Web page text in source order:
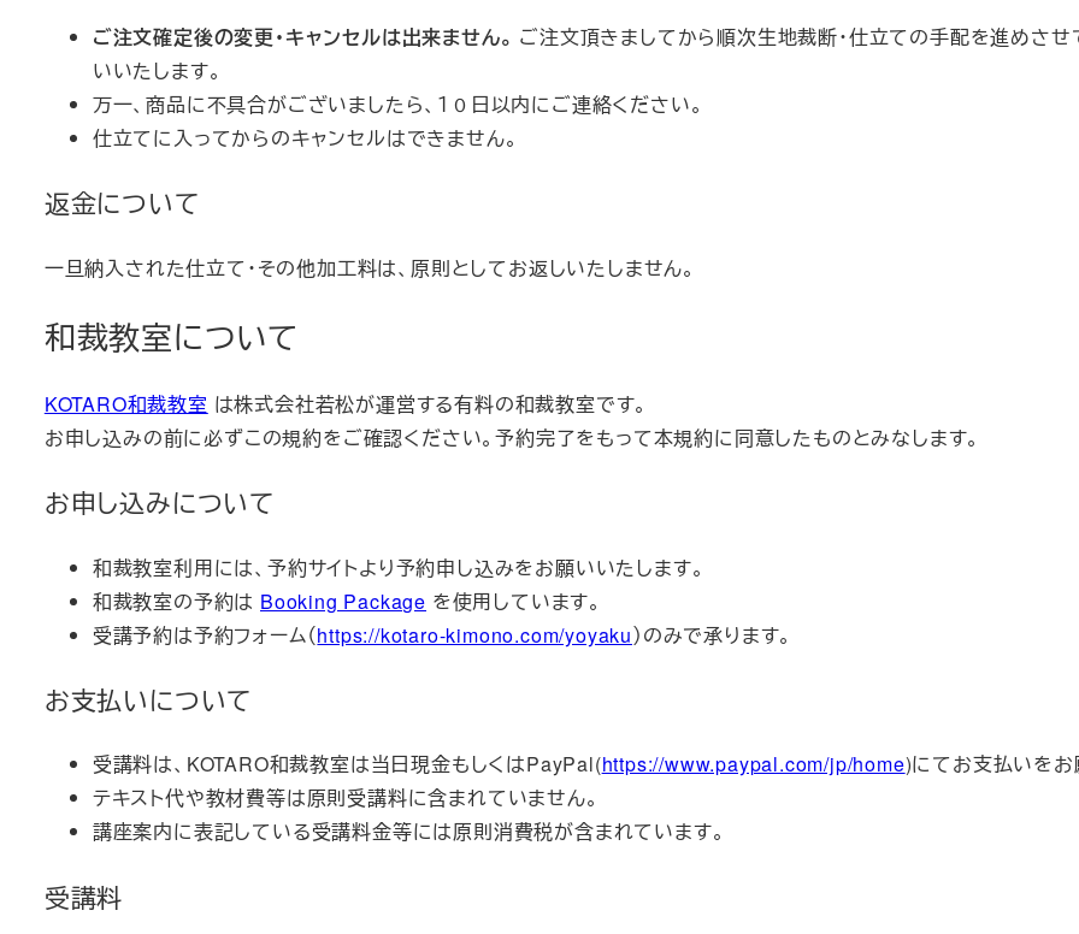
ご注文確定後の変更・キャンセルは出来ません。 ご注文頂きましてから順次生地裁断・仕立ての手配を進めさ
いいたします。
万一、商品に不具合がございましたら、１０日以内にご連絡ください。
仕立てに入ってからのキャンセルはできません。
返金について
一旦納入された仕立て・その他加工料は、原則としてお返しいたしません。
和裁教室について
KOTARO和裁教室 は株式会社若松が運営する有料の和裁教室です。
お申し込みの前に必ずこの規約をご確認ください。予約完了をもって本規約に同意したものとみなします。
お申し込みについて
和裁教室利用には、予約サイトより予約申し込みをお願いいたします。
和裁教室の予約は Booking Package を使用しています。
受講予約は予約フォーム（https://kotaro-kimono.com/yoyaku）のみで承ります。
お支払いについて
受講料は、KOTARO和裁教室は当日現金もしくはPayPal(https://www.paypal.com/jp/home)にてお支払いをお
テキスト代や教材費等は原則受講料に含まれていません。
講座案内に表記している受講料金等には原則消費税が含まれています。
受講料